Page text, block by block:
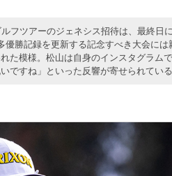
フツアーのジェネシス招待は、最終日
勝記録を更新する記念すべき大会には
た模様。松山は自身のインスタグラム
ですね」といった反響が寄せられている